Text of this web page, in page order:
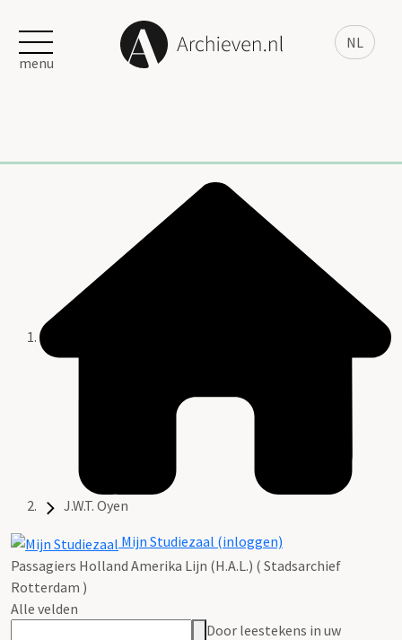
NL
menu
J.W.T. Oyen
Mijn Studiezaal (inloggen)
Passagiers Holland Amerika Lijn (H.A.L.) ( Stadsarchief
Rotterdam )
Alle velden
Door leestekens in uw